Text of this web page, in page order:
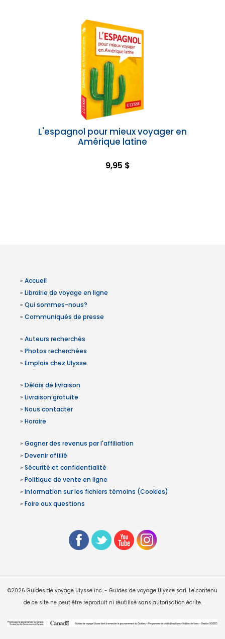
L'espagnol pour mieux voyager en
Amérique latine
9,95 $
» Accueil
» Librairie de voyage en ligne
» Qui sommes-nous?
» Communiqués de presse
» Auteurs recherchés
» Photos recherchées
» Emplois chez Ulysse
» Délais de livraison
» Livraison gratuite
» Nous contacter
» Horaire
» Gagner des revenus par l'affiliation
» Devenir affilié
» Sécurité et confidentialité
» Politique de vente en ligne
» Information sur les fichiers témoins (Cookies)
» Foire aux questions
©2026 Guides de voyage Ulysse inc. - Guides de voyage Ulysse sarl. Le contenu
de ce site ne peut être reproduit ni réutilisé sans autorisation écrite.